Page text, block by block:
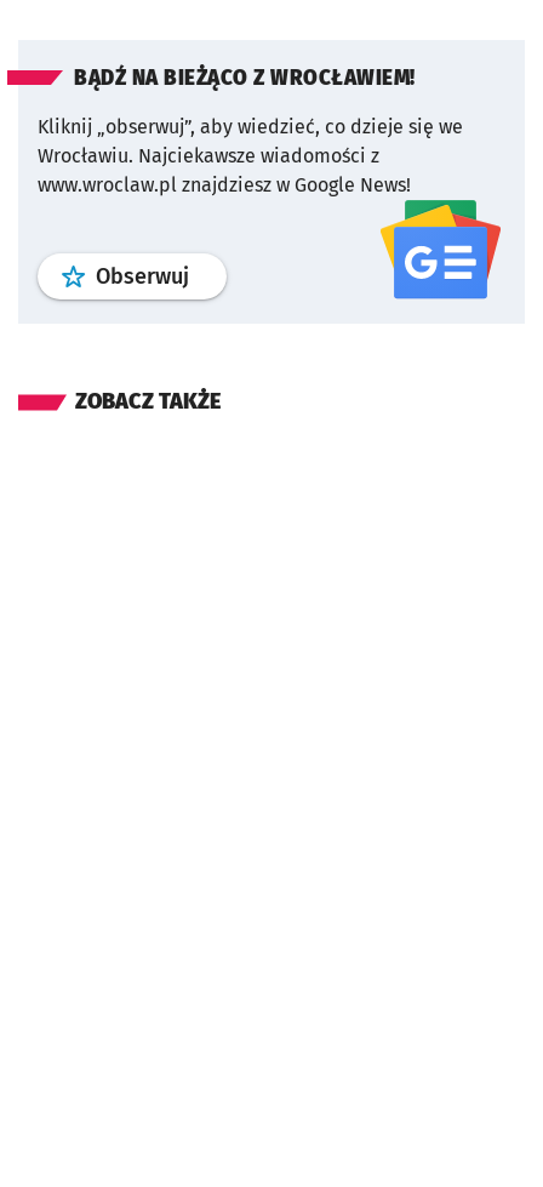
BĄDŹ NA BIEŻĄCO Z WROCŁAWIEM!
Kliknij „obserwuj”, aby wiedzieć, co dzieje się we
Wrocławiu. Najciekawsze wiadomości z
www.wroclaw.pl znajdziesz w Google News!
Obserwuj profil serwisu
ZOBACZ TAKŻE